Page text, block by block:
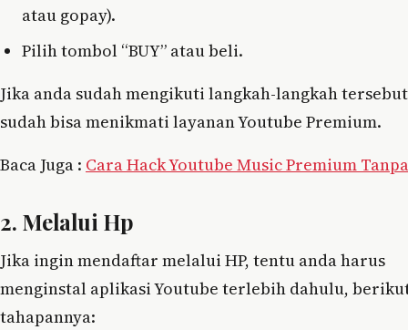
atau gopay).
Pilih tombol “BUY” atau beli.
Jika anda sudah mengikuti langkah-langkah
sudah bisa menikmati layanan Youtube Premium.
Baca Juga : Cara Hack Youtube Music Premium
2. Melalui Hp
Jika ingin mendaftar melalui HP, tentu anda harus
menginstal aplikasi Youtube terlebih dahulu,
tahapannya: